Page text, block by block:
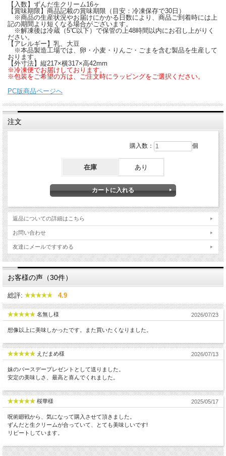
【入数】ずんだ生クリーム16ヶ
【賞味期限】商品記載の賞味期限（目安：冷凍保存で30日）
※商品の生産状況やお届けにかかる日数により、商品ご到着時には上
記の期間より短くなる場合がございます。
※解凍後は冷蔵（5℃以下）で保管の上48時間以内にお召し上がりく
ださい。
【アレルギー】乳、大豆
※本品製造工場では、卵・小麦・りんご・ごまを含む製品を生産して
おります。
【外寸法】縦217×横317×高42mm
※冷凍便でお届けしております。
※包装をご希望の方は、ご注文時にラッピングをご選択ください。
PC版商品ページへ
注文
購入数： 個
在庫 あり
返品についての詳細はこちら
お問い合わせ
友達にメールですすめる
お客様の声（30件）
総評: 4.9
名無し様 2026/07/23
想像以上に美味しかったです。また買いたくなりました。
えだまめ様 2026/07/13
妹のバースデープレゼントとして送りました。
安定の美味しさ、最高と喜んでくれました。
桜華様 2025/05/17
呪術廻戦から、気になって購入させて頂きました。
ずんだと生クリームが合っていて、とても美味しいです!
リピートしています。